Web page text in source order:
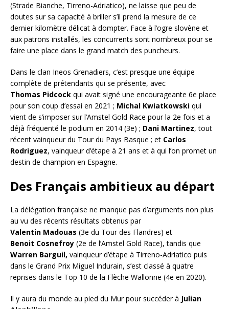
(Strade Bianche, Tirreno-Adriatico), ne laisse que peu de
doutes sur sa capacité à briller s’il prend la mesure de ce
dernier kilomètre délicat à dompter. Face à l’ogre slovène et
aux patrons installés, les concurrents sont nombreux pour se
faire une place dans le grand match des puncheurs.
Dans le clan Ineos Grenadiers, c’est presque une équipe
complète de prétendants qui se présente, avec
Thomas Pidcock qui avait signé une encourageante 6e place
pour son coup d’essai en 2021 ; Michal Kwiatkowski qui
vient de s’imposer sur l’Amstel Gold Race pour la 2e fois et a
déjà fréquenté le podium en 2014 (3e) ; Dani Martinez, tout
récent vainqueur du Tour du Pays Basque ; et Carlos
Rodriguez, vainqueur d’étape à 21 ans et à qui l’on promet un
destin de champion en Espagne.
Des Français ambitieux au départ
La délégation française ne manque pas d’arguments non plus
au vu des récents résultats obtenus par
Valentin Madouas (3e du Tour des Flandres) et
Benoit Cosnefroy (2e de l’Amstel Gold Race), tandis que
Warren Barguil, vainqueur d’étape à Tirreno-Adriatico puis
dans le Grand Prix Miguel Indurain, s’est classé à quatre
reprises dans le Top 10 de la Flèche Wallonne (4e en 2020).
Il y aura du monde au pied du Mur pour succéder à Julian